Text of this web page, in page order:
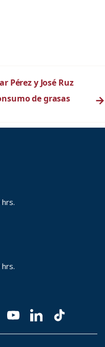
Pérez y José Ruz
de grasas
→